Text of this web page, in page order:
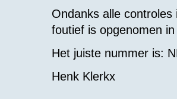
Ondanks alle
foutief is opgenomen
Het juiste nummer is:
Henk Klerkx